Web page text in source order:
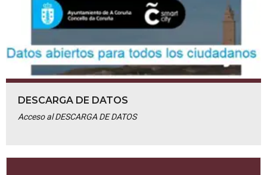
DESCARGA DE DATOS
Acceso al DESCARGA DE DATOS